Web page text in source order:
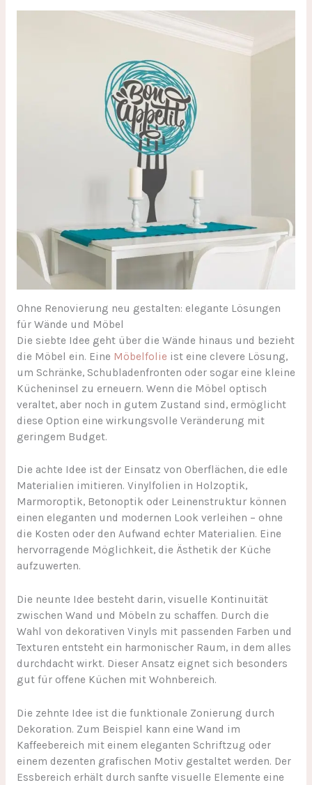
Ohne Renovierung neu gestalten: elegante Lösungen
für Wände und Möbel
Die siebte Idee geht über die Wände hinaus und bezieht
die Möbel ein. Eine Möbelfolie ist eine clevere Lösung,
um Schränke, Schubladenfronten oder sogar eine kleine
Kücheninsel zu erneuern. Wenn die Möbel optisch
veraltet, aber noch in gutem Zustand sind, ermöglicht
diese Option eine wirkungsvolle Veränderung mit
geringem Budget.
Die achte Idee ist der Einsatz von Oberflächen, die edle
Materialien imitieren. Vinylfolien in Holzoptik,
Marmoroptik, Betonoptik oder Leinenstruktur können
einen eleganten und modernen Look verleihen – ohne
die Kosten oder den Aufwand echter Materialien. Eine
hervorragende Möglichkeit, die Ästhetik der Küche
aufzuwerten.
Die neunte Idee besteht darin, visuelle Kontinuität
zwischen Wand und Möbeln zu schaffen. Durch die
Wahl von dekorativen Vinyls mit passenden Farben und
Texturen entsteht ein harmonischer Raum, in dem alles
durchdacht wirkt. Dieser Ansatz eignet sich besonders
gut für offene Küchen mit Wohnbereich.
Die zehnte Idee ist die funktionale Zonierung durch
Dekoration. Zum Beispiel kann eine Wand im
Kaffeebereich mit einem eleganten Schriftzug oder
einem dezenten grafischen Motiv gestaltet werden. Der
Essbereich erhält durch sanfte visuelle Elemente eine